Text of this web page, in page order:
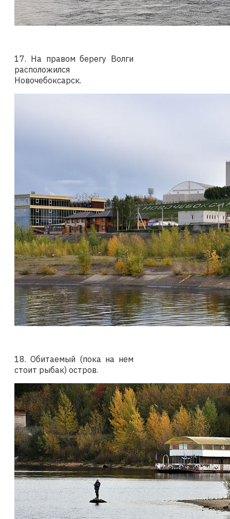
17. На правом берегу Волги
расположился
Новочебоксарск.
18. Обитаемый (пока на нем
стоит рыбак) остров.